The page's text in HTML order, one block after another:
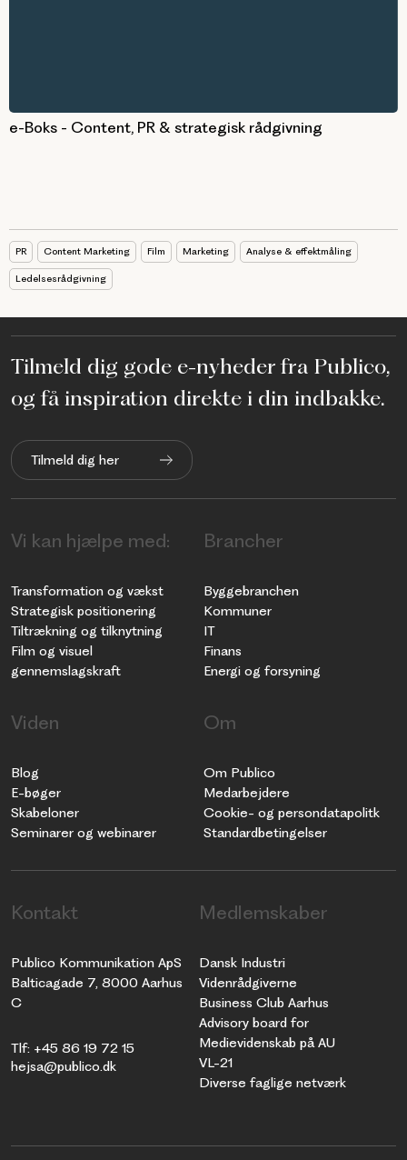
e-Boks - Content, PR & strategisk rådgivning
PR Content Marketing Film Marketing Analyse & effektmåling
Ledelsesrådgivning
Tilmeld dig gode e-nyheder fra Publico,
og få inspiration direkte i din indbakke.
Tilmeld dig her
Vi kan hjælpe med:
Transformation og vækst
Strategisk positionering
Tiltrækning og tilknytning
Film og visuel
gennemslagskraft
Brancher
Byggebranchen
Kommuner
IT
Finans
Energi og forsyning
Viden
Blog
E-bøger
Skabeloner
Seminarer og webinarer
Om
Om Publico
Medarbejdere
Cookie- og persondatapolitk
Standardbetingelser
Kontakt
Publico Kommunikation ApS
Balticagade 7, 8000 Aarhus
C
Tlf: +45 86 19 72 15
hejsa@publico.dk
Medlemskaber
Dansk Industri
Videnrådgiverne
Business Club Aarhus
Advisory board for
Medievidenskab på AU
VL-21
Diverse faglige netværk